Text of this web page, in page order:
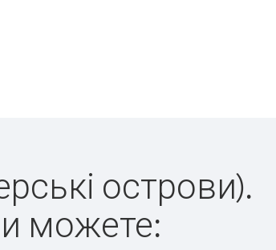
острови).
можете: